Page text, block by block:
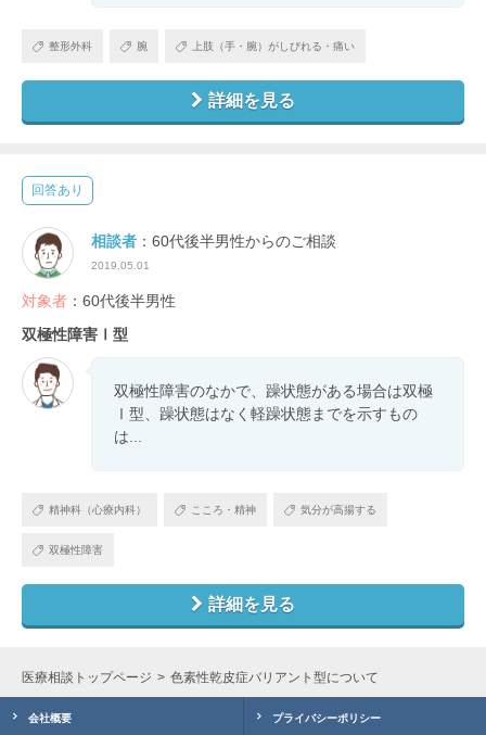
整形外科 腕 上肢（手・腕）がしびれる・痛い
詳細を見る
回答あり
相談者 ：60代後半男性からのご相談
2019.05.01
対象者 ：60代後半男性
双極性障害Ⅰ型
双極性障害のなかで、躁状態がある場合は双極
Ⅰ型、躁状態はなく軽躁状態までを示すもの
は...
精神科（心療内科） こころ・精神 気分が高揚する
双極性障害
詳細を見る
医療相談トップページ 色素性乾皮症バリアント型について
会社概要 プライバシーポリシー